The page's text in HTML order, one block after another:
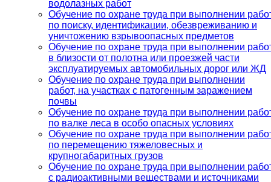
водолазных работ
Обучение по охране труда при выполнении
по поиску, идентификации, обезвреживанию и
уничтожению взрывоопасных предметов
Обучение по охране труда при выполнении
в близости от полотна или проезжей части
эксплуатируемых автомобильных дорог или ЖД
Обучение по охране труда при выполнении
работ, на участках с патогенным заражением
почвы
Обучение по охране труда при выполнении
по валке леса в особо опасных условиях
Обучение по охране труда при выполнении
по перемещению тяжеловесных и
крупногабаритных грузов
Обучение по охране труда при выполнении
с радиоактивными веществами и источниками